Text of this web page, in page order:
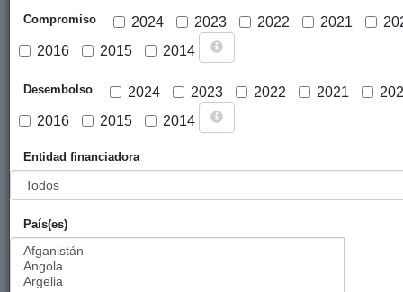
Cargar mapa
Compromiso 2024 2023 2022 2021
2016
2015 2014
Desembolso 2024 2023 2022 2021
2016
2015 2014
Entidad financiadora
País(es)